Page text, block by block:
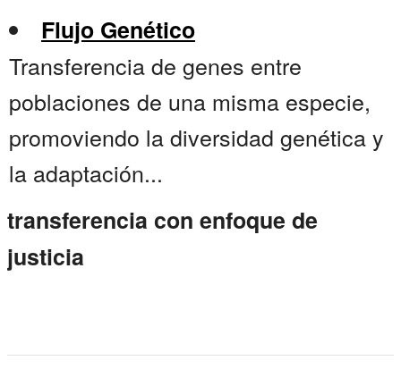
Flujo Genético
Transferencia de genes entre
poblaciones de una misma especie,
promoviendo la diversidad genética y
la adaptación...
transferencia con enfoque de
justicia